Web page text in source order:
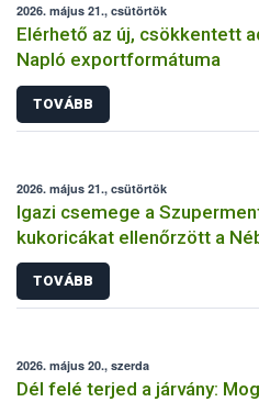
2026. május 21., csütörtök
Elérhető az új, csökkentett
Napló exportformátuma
TOVÁBB
2026. május 21., csütörtök
Igazi csemege a
kukoricákat ellenőrzött a
TOVÁBB
2026. május 20., szerda
Dél felé terjed a járvány: